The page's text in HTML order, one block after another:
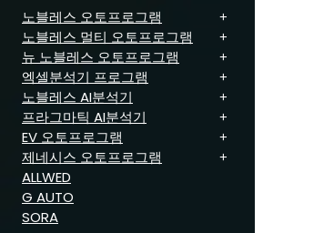
노블레스 오토프로그램
노블레스 멀티 오토프로그램
뉴 노블레스 오토프로그램
엑셀분석기 프로그램
노블레스 AI분석기
프라그마틱 AI분석기
EV 오토프로그램
제네시스 오토프로그램
ALLWED
G AUTO
SORA